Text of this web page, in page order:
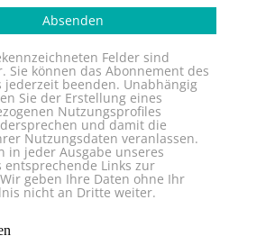
Absenden
Felder sind
Sie können das Abonnement des
jederzeit beenden. Unabhängig
Sie der Erstellung eines
Nutzungsprofiles
und damit die
Nutzungsdaten veranlassen.
in jeder Ausgabe unseres
entsprechende Links zur
geben Ihre Daten ohne Ihr
nicht an Dritte weiter.